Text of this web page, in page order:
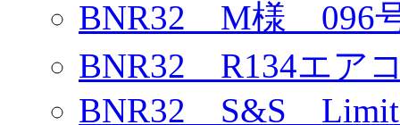
BNR32 M様 096
BNR32 R134エア
BNR32 S&S